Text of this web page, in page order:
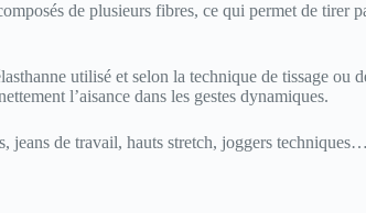
de plusieurs fibres, ce qui permet de tirer
utilisé et selon la technique de tissage
l’aisance dans les gestes dynamiques.
jeans de travail, hauts stretch, joggers